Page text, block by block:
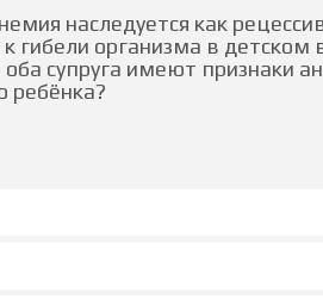
наследуется как
гибели организма в детском
супруга имеют признаки
ребёнка?